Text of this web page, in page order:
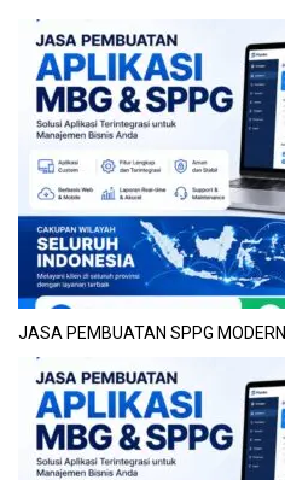
JASA PEMBUATAN SPPG MODERN